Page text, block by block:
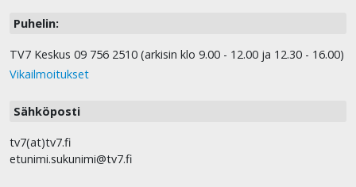
Puhelin:
TV7 Keskus 09 756 2510 (arkisin klo 9.00 - 12.00 ja 12.30 - 16.00)
Vikailmoitukset
Sähköposti
tv7(at)tv7.fi
etunimi.sukunimi@tv7.fi